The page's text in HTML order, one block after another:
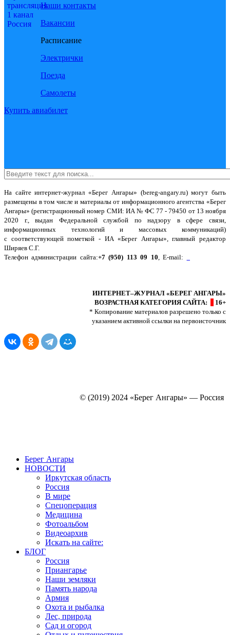
Наши контакты
Вакансии
Расписание
Электрички
Поезда
Самолеты
Купить авиабилет
На сайте интернет-журнал«Берег Ангары» (bereg-angary.ru) могут быть
размещены в том числеи материалы от информационного агентства «Берег
Ангары» (регистрационный номер СМИ: ИА № ФС 77 - 79450 от 13 ноября
2020 г., выдан Федеральной службой по надзору в сфере связи,
информационных технологий и массовых коммуникаций)
с соответствующей пометкой - ИА «Берег Ангары», главный редактор
Ширяев С.Г.
Телефон администрации сайта:+7 (950) 113 09 10 , E-mail:
ИНТЕРНЕТ–ЖУРНАЛ «БЕРЕГ АНГАРЫ»
ВОЗРАСТНАЯ КАТЕГОРИЯ САЙТА:
16+
* Копирование материалов разрешено только с
указанием активной ссылки на первоисточник
© (2019) 2024 «Берег Ангары» — Россия
Берег Ангары
НОВОСТИ
Иркутская область
Россия
В мире
Спецоперация
Медицина
Фотоальбом
Видеоархив
Искать на сайте:
БЛОГ
Россия
Приангарье
Наши земляки
Память народа
Армия
Охота и рыбалка
Лес, природа
Сад и огород